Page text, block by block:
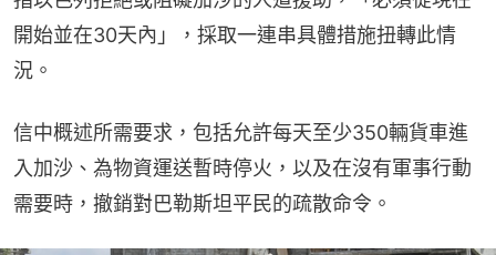
開始並在30天內」，採取一連串具體措施扭轉此情
況。
信中概述所需要求，包括允許每天至少350輛貨車進
入加沙、為物資運送暫時停火，以及在沒有軍事行動
需要時，撤銷對巴勒斯坦平民的疏散命令。